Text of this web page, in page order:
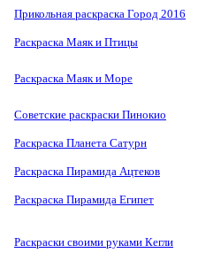
Прикольная раскраска Город 2016
Раскраска Маяк и Птицы
Раскраска Маяк и Море
Советские раскраски Пинокио
Раскраска Планета Сатурн
Раскраска Пирамида Ацтеков
Раскраска Пирамида Египет
Раскраски своими руками Кегли